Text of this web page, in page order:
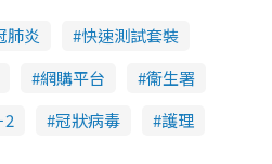
肺炎
快速測試套裝
網購平台
衞生署
2 冠狀病毒 護理